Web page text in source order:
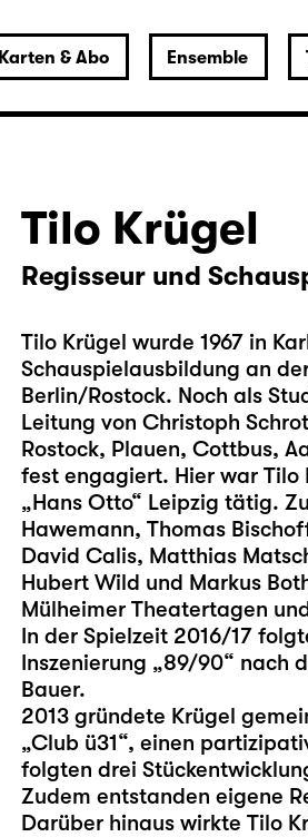
Karten & Abo Ensemble
Tilo Krügel
Regisseur und
Tilo Krügel wurde 1967 in
Schauspielausbildung an
Berlin/Rostock. Noch als
Leitung von Christoph
Rostock, Plauen, Cottbus,
fest engagiert. Hier war
„Hans Otto“ Leipzig tätig.
Hawemann, Thomas
David Calis, Matthias
Hubert Wild und Markus
Mülheimer Theatertagen
In der Spielzeit 2016/17
Inszenierung „89/90“ nach
Bauer.
2013 gründete Krügel
„Club ü31“, einen
folgten drei
Zudem entstanden eigene
Darüber hinaus wirkte Tilo